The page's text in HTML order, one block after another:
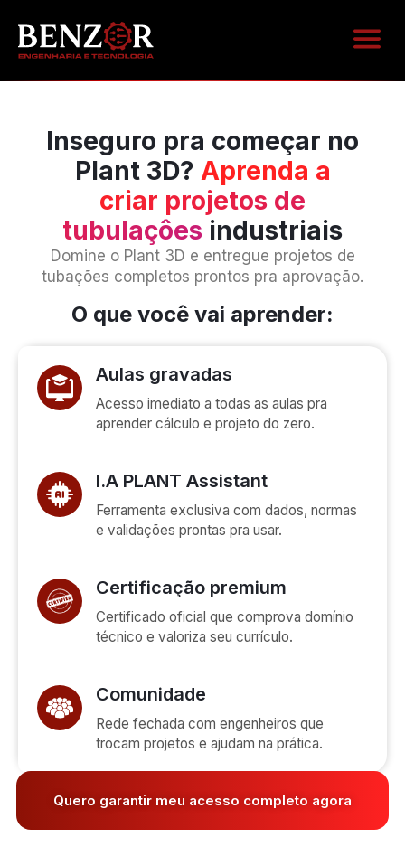
Inseguro pra começar no
Plant 3D? Aprenda a
criar projetos de
tubulaçôes industriais
Domine o Plant 3D e entregue projetos de
tubações completos prontos pra aprovação.
O que você vai aprender:
Aulas gravadas
Acesso imediato a todas as aulas pra
aprender cálculo e projeto do zero.
I.A PLANT Assistant
Ferramenta exclusiva com dados, normas
e validações prontas pra usar.
Certificação premium
Certificado oficial que comprova domínio
técnico e valoriza seu currículo.
Comunidade
Rede fechada com engenheiros que
trocam projetos e ajudam na prática.
Quero garantir meu acesso completo agora